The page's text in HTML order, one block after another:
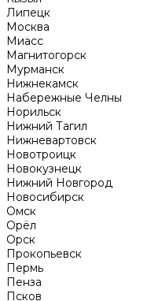
Липецк
Москва
Миасс
Магнитогорск
Мурманск
Нижнекамск
Набережные Челны
Норильск
Нижний Тагил
Нижневартовск
Новотроицк
Новокузнецк
Нижний Новгород
Новосибирск
Омск
Орёл
Орск
Прокопьевск
Пермь
Пенза
Псков